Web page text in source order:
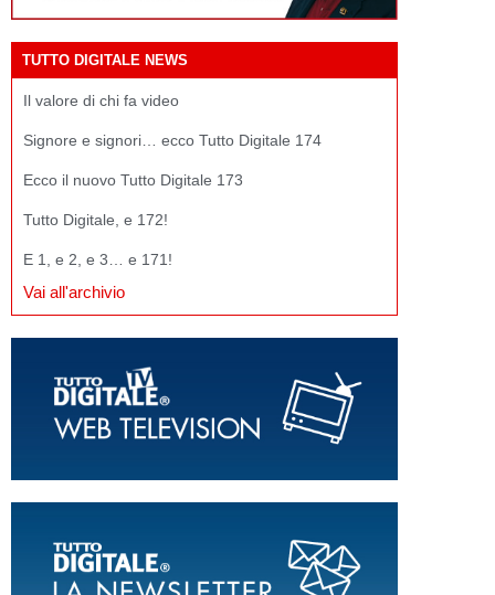
TUTTO DIGITALE NEWS
Il valore di chi fa video
Signore e signori… ecco Tutto Digitale 174
Ecco il nuovo Tutto Digitale 173
Tutto Digitale, e 172!
E 1, e 2, e 3… e 171!
Vai all'archivio